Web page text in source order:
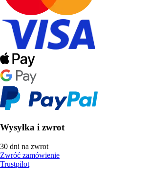
Wysyłka i zwrot
30 dni na zwrot
Zwróć zamówienie
Trustpilot